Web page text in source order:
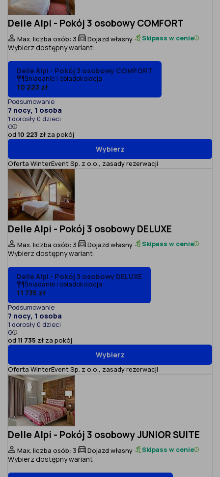
Delle Alpi - Pokój 3 osobowy COMFORT
Max. liczba osób: 3 Dojazd własny Skipass w cenie
Wybierz dostępny wariant:
Delle Alpi - Pokój 3 osobowy COMFORT
Śniadanie i obiadokolacja
10 223 zł
Podsumowanie
7 nocy, 1 osoba
1 dorosły 0 dzieci
G
od 10 223 zł za pokój
Wybierz
Oferta WinterEvent Sp. z o.o., zasady rezerwacji
Delle Alpi - Pokój 3 osobowy DELUXE
Max. liczba osób: 3 Dojazd własny Skipass w cenie
Wybierz dostępny wariant:
Delle Alpi - Pokój 3 osobowy DELUXE
Śniadanie i obiadokolacja
11 735 zł
Podsumowanie
7 nocy, 1 osoba
1 dorosły 0 dzieci
G
od 11 735 zł za pokój
Wybierz
Oferta WinterEvent Sp. z o.o., zasady rezerwacji
Delle Alpi - Pokój 3 osobowy JUNIOR SUITE
Max. liczba osób: 3 Dojazd własny Skipass w cenie
Wybierz dostępny wariant: